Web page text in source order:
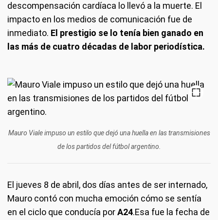
descompensación cardíaca lo llevó a la muerte. El
impacto en los medios de comunicación fue de
inmediato. El prestigio se lo tenía bien ganado en
las más de cuatro décadas de labor periodística.
Mauro Viale impuso un estilo que dejó una huella en las transmisiones
de los partidos del fútbol argentino.
El jueves 8 de abril, dos días antes de ser internado,
Mauro contó con mucha emoción cómo se sentía
en el ciclo que conducía porA24.Esa fue la fecha de